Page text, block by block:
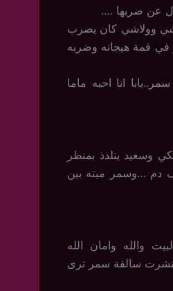
عن ضربها ….
وولاشي كان يضرب
في قمة هيجانه وضربه
انا احبه ماما
وسعيد يتلذذ بمنظر
دم …وسمر ميته بين
والله وامان الله
انتشرت سالفة سمر ترى